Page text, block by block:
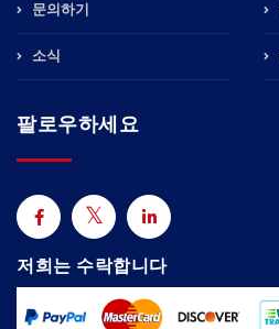
문의하기
소식
팔로우하세요
저희는 수락합니다